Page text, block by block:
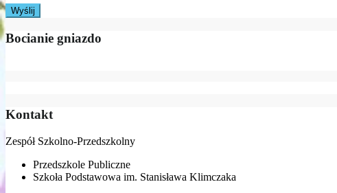
Bocianie gniazdo
Kontakt
Zespół Szkolno-Przedszkolny
Przedszkole Publiczne
Szkoła Podstawowa im. Stanisława Klimczaka